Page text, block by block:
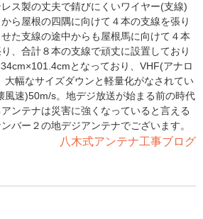
ス製の丈夫で錆びにくいワイヤー(支線)
ら屋根の四隅に向けて４本の支線を張り
た支線の途中からも屋根馬に向けて４本
、合計８本の支線で頑丈に設置しており
となっており、VHF(アナロ
大幅なサイズダウンと軽量化がなされてい
風速)50m/s。地デジ放送が始まる前の時代
ンテナは災害に強くなっていると言える
バー２の地デジアンテナでございます。
八木式アンテナ工事ブログ